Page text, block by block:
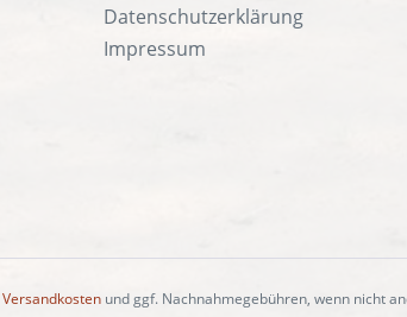
Datenschutzerklärung
Impressum
Versandkostenund ggf. Nachnahmegebühren, wenn nicht